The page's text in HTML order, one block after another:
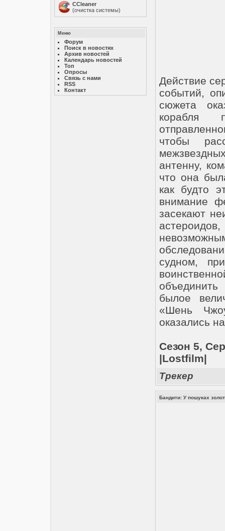
ССleaner
(очистка системы)
Меню
Форум
Поиск в новостях
Архив новостей
Календарь новостей
Топ
Опросы
Связь с нами
RSS
Контакт
Действие
событий,
сюжета
корабля
чтобы
антенну,
что она
как будто
внимание
засекают
судном,
былое
«Шень
оказались
Сезон 5,
|Lostfilm|
Трекер
Бандити: У пошуках